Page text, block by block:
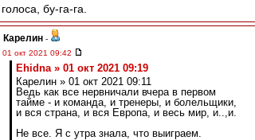
голоса, бу-га-га.
Карелин -
01 окт 2021 09:42
Ehidna » 01 окт 2021 09:19
Карелин » 01 окт 2021 09:11
Ведь как все нервничали вчера в первом
тайме - и команда, и тренеры, и болельщики,
и вся страна, и вся Европа, и весь мир, и..,и.
Не все. Я с утра знала, что выиграем.